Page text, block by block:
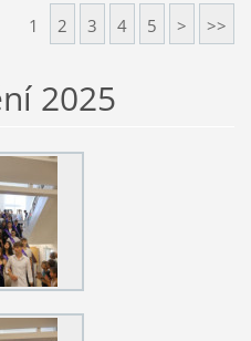
1 2 3 4 5 > >>
2025